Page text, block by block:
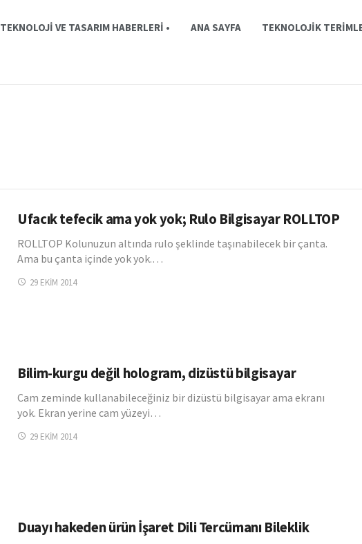
TEKNOLOJI VE TASARIM HABERLERI • ANA SAYFA TEKNOLOJIK
Ufacık tefecik ama yok yok; Rulo Bilgisayar ROLLTOP
ROLLTOP Kolunuzun altında rulo şeklinde taşınabilecek bir çanta.
Ama bu çanta içinde yok yok.…
29 EKIM 2014
Bilim-kurgu değil hologram, dizüstü bilgisayar
Cam zeminde kullanabileceğiniz bir dizüstü bilgisayar ama ekranı
yok. Ekran yerine cam yüzeyi…
29 EKIM 2014
Duayı hakeden ürün İşaret Dili Tercümanı Bileklik